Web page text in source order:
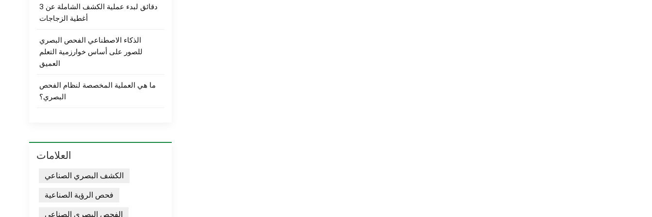
3 دقائق لبدء عملية الكشف الشاملة عن
أغطية الزجاجات
الذكاء الاصطناعي الفحص البصري
للصور على أساس خوارزمية التعلم
العميق
ما هي العملية المخصصة لنظام الفحص
البصري؟
العلامات
الكشف البصري الصناعي
فحص الرؤية الصناعية
الفحص البصري الصناعي